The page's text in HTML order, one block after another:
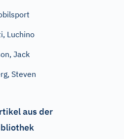
Luchino
Jack
Steven
aus der